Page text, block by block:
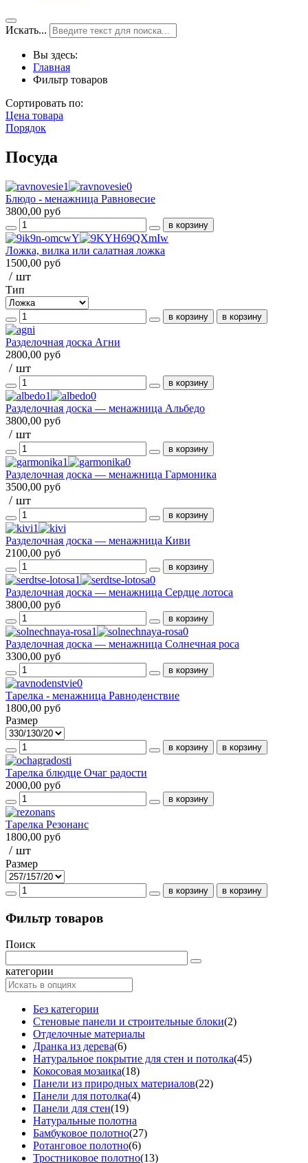
Искать...
Вы здесь:
Главная
Фильтр товаров
Сортировать по:
Цена товара
Порядок
Посуда
Блюдо - менажница Равновесие
3800,00 руб
Ложка, вилка или салатная ложка
1500,00 руб
/ шт
Тип
Разделочная доска Агни
2800,00 руб
/ шт
Разделочная доска — менажница Альбедо
3800,00 руб
/ шт
Разделочная доска — менажница Гармоника
3500,00 руб
/ шт
Разделочная доска — менажница Киви
2100,00 руб
Разделочная доска — менажница Сердце лотоса
3800,00 руб
Разделочная доска — менажница Солнечная роса
3300,00 руб
Тарелка - менажница Равноденствие
1800,00 руб
Размер
Тарелка блюдце Очаг радости
2000,00 руб
Тарелка Резонанс
1800,00 руб
/ шт
Размер
Фильтр товаров
Поиск
категории
Без категории
Стеновые панели и строительные блоки(2)
Отделочные материалы
Дранка из дерева(6)
Натуральное покрытие для стен и потолка(45)
Кокосовая мозаика(18)
Панели из природных материалов(22)
Панели для потолка(4)
Панели для стен(19)
Натуральные полотна
Бамбуковое полотно(27)
Ротанговое полотно(6)
Тростниковое полотно(13)